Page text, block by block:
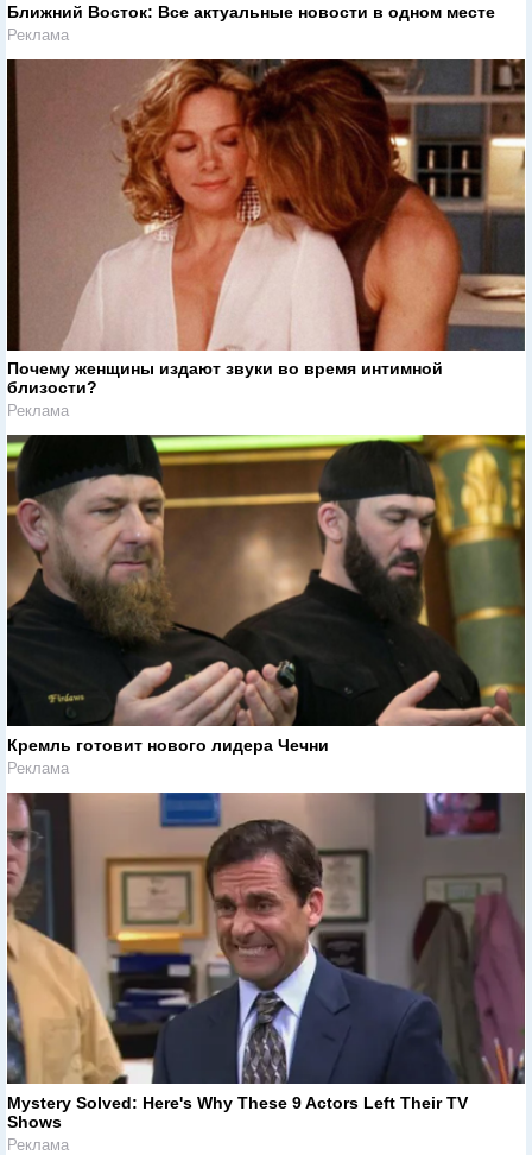
Ближний Восток: Все актуальные новости в одном месте
Реклама
Почему женщины издают звуки во время интимной
близости?
Реклама
Кремль готовит нового лидера Чечни
Реклама
Mystery Solved: Here's Why These 9 Actors Left Their TV
Shows
Реклама